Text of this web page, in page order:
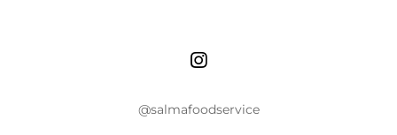
@salmafoodservice